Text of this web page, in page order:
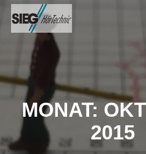
MONAT:
2015